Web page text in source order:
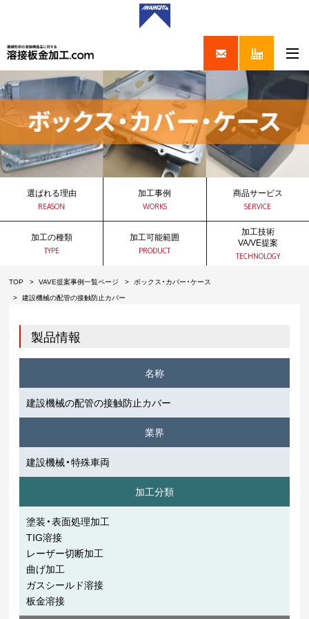
選ばれる理由
REASON
加工事例
WORKS
商品サービス
SERVICE
加工の種類
TYPE
加工可能範囲
PRODUCT
加工技術
VA/VE提案
TECHNOLOGY
TOP VAVE提案事例一覧ページ
ボックス・カバー・ケース
建設機械の配管の接触防止カバー
製品情報
名称
建設機械の配管の接触防止カバー
業界
建設機械・特殊車両
加工分類
塗装・表面処理加工
TIG溶接
レーザー切断加工
曲げ加工
ガスシールド溶接
板金溶接